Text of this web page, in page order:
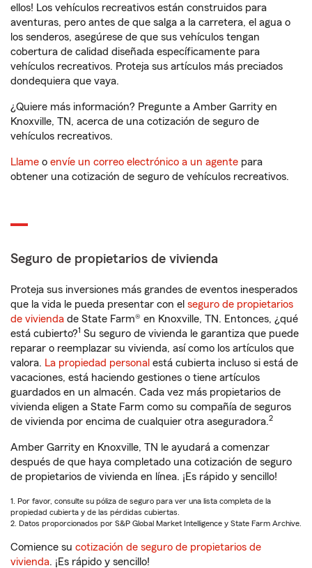
ellos! Los vehículos recreativos están construidos para
aventuras, pero antes de que salga a la carretera, el agua o
los senderos, asegúrese de que sus vehículos tengan
cobertura de calidad diseñada específicamente para
vehículos recreativos. Proteja sus artículos más preciados
dondequiera que vaya.
¿Quiere más información? Pregunte a Amber Garrity en
Knoxville, TN, acerca de una cotización de seguro de
vehículos recreativos.
Llame o envíe un correo electrónico a un agente para
obtener una cotización de seguro de vehículos recreativos.
Seguro de propietarios de vivienda
Proteja sus inversiones más grandes de eventos inesperados
que la vida le pueda presentar con el seguro de propietarios
de vivienda de State Farm® en Knoxville, TN. Entonces, ¿qué
está cubierto?1 Su seguro de vivienda le garantiza que puede
reparar o reemplazar su vivienda, así como los artículos que
valora. La propiedad personal está cubierta incluso si está de
vacaciones, está haciendo gestiones o tiene artículos
guardados en un almacén. Cada vez más propietarios de
vivienda eligen a State Farm como su compañía de seguros
de vivienda por encima de cualquier otra aseguradora.2
Amber Garrity en Knoxville, TN le ayudará a comenzar
después de que haya completado una cotización de seguro
de propietarios de vivienda en línea. ¡Es rápido y sencillo!
1. Por favor, consulte su póliza de seguro para ver una lista completa de la
propiedad cubierta y de las pérdidas cubiertas.
2. Datos proporcionados por S&P Global Market Intelligence y State Farm Archive.
Comience su cotización de seguro de propietarios de
vivienda. ¡Es rápido y sencillo!